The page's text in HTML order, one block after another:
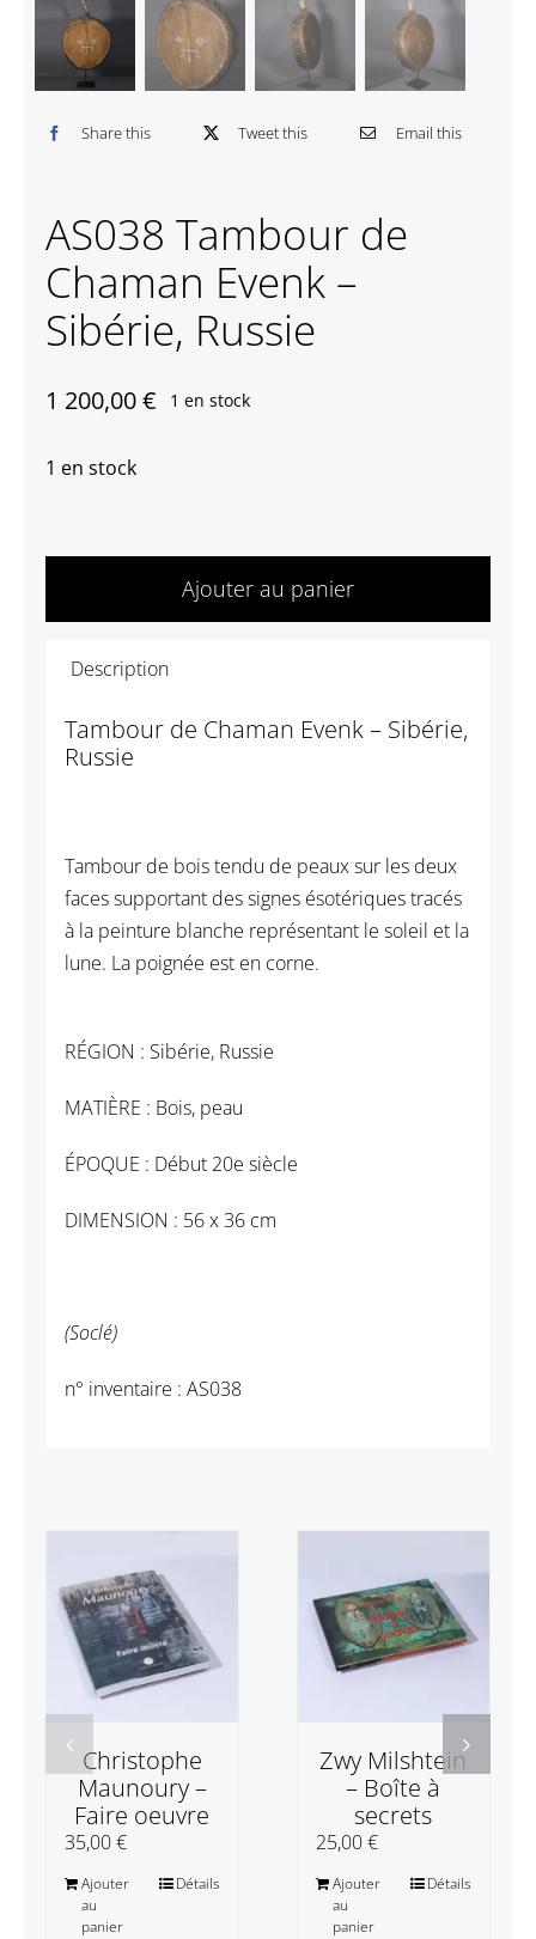
Contactez-nous
Share this Tweet this Email this
AS038 Tambour de
Chaman Evenk –
Sibérie, Russie
1 200,00€ 1 en stock
1 en stock
de
Evenk
Ajouter au panier
Description
Tambour de Chaman Evenk – Sibérie,
Russie
Tambour de bois tendu de peaux sur les deux
faces supportant des signes ésotériques tracés
à la peinture blanche représentant le soleil et la
lune. La poignée est en corne.
RÉGION : Sibérie, Russie
MATIÈRE : Bois, peau
ÉPOQUE : Début 20e siècle
DIMENSION : 56 x 36 cm
(Soclé)
n° inventaire : AS038
Christophe
Maunoury –
Faire oeuvre
35,00€
Ajouter
au
panier
Détails
Zwy Milshtein
– Boîte à
secrets
25,00€
Ajouter
au
panier
Détails